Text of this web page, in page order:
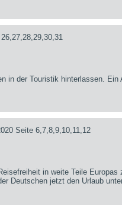
in der Touristik hinterlassen.
Seite 6,7,8,9,10,11,12
in weite Teile
Deutschen jetzt den Urlaub